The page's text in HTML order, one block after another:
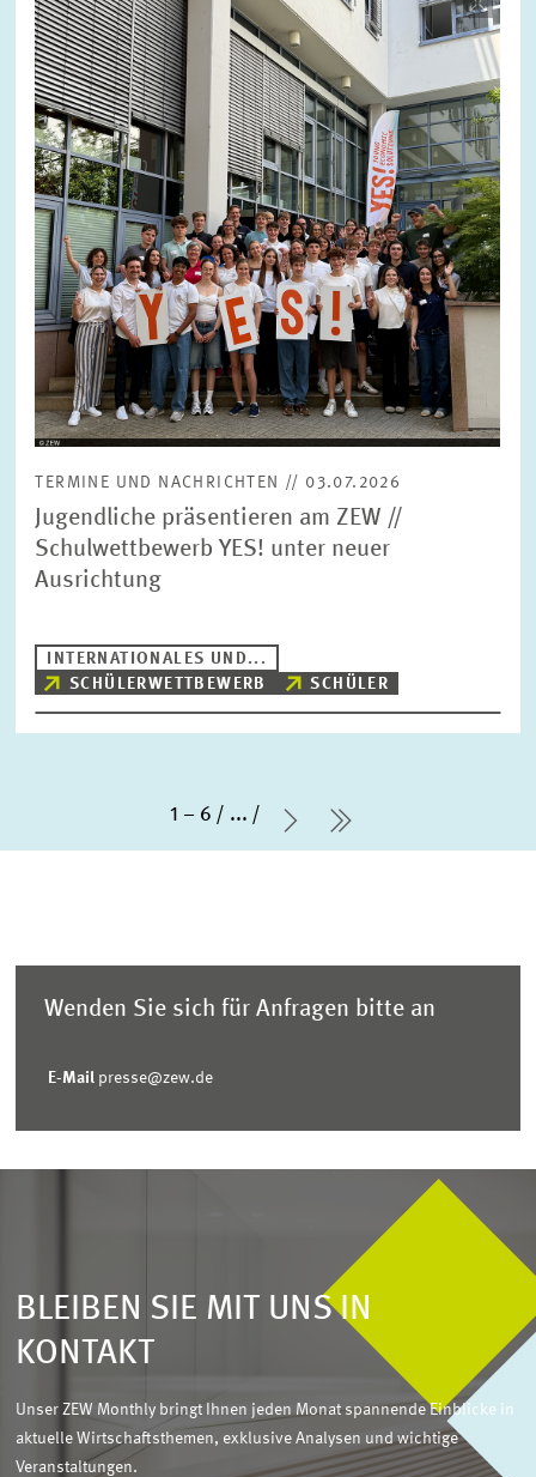
öffnet
in
vergrößerter
Ansicht
TERMINE UND NACHRICHTEN // 03.07.2026
Jugendliche präsentieren am ZEW //
Schulwettbewerb YES! unter neuer
Ausrichtung
INTERNATIONALES UND...
SCHÜLERWETTBEWERB
SCHÜLER
1 – 6 ...
Nächste Seite
letzte Seite
Wenden Sie sich für Anfragen bitte an
E-Mail presse@zew.de
BLEIBEN SIE MIT UNS IN
KONTAKT
Unser ZEW Monthly bringt Ihnen jeden Monat spannende Einblicke in
aktuelle Wirtschaftsthemen, exklusive Analysen und wichtige
Veranstaltungen.